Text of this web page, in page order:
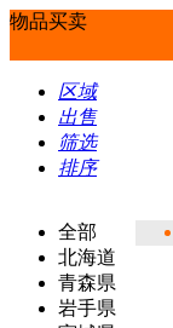
物品买卖
区域
出售
筛选
排序
全部
北海道
青森県
岩手県